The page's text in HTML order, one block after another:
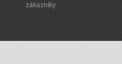
zákazníky